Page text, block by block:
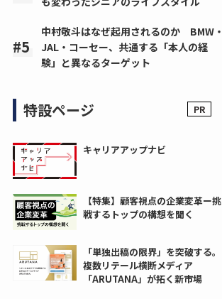
中村敬斗はなぜ起用されるのか BMW・
JAL・コーセー、共通する「本人の経
験」と異なるターゲット
特設ページ
キャリアアップナビ
【特集】顧客視点の企業変革ー挑
戦するトップの構想を聞く
「単独出稿の限界」を突破する。
複数リテール横断メディア
「ARUTANA」が拓く新市場